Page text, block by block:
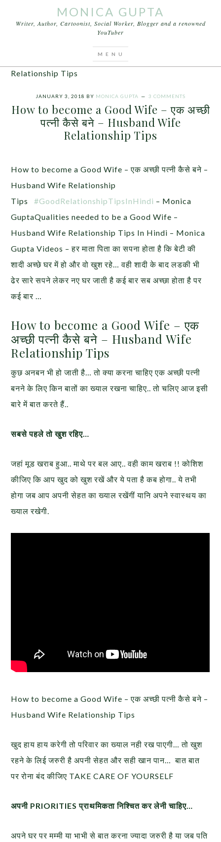
MONICA GUPTA
Writer, Author, Cartoonist, Social Worker, Blogger and a renowned
YouTuber
Good Wife – एक अच्छी पत्नी कैसे बने – Husband Wife
Relationship Tips
JANUARY 3, 2018 BY MONICA GUPTA 3 COMMENTS
How to become a Good Wife – एक अच्छी
पत्नी कैसे बने – Husband Wife
Relationship Tips
How to become a Good Wife – एक अच्छी पत्नी कैसे बने –
Husband Wife Relationship
Tips#GoodRelationshipTipsInHindi – Monica
GuptaQualities needed to be a Good Wife –
Husband Wife Relationship Tips In Hindi – Monica
Gupta Videos – हर माता पिता का सपना होता है कि बेटी की
शादी अच्छे घर में हो और वो खुश रहे… वही शादी के बाद लडकी भी
ढेर सारे सपने लेकर नए घर जाती है कई बार सब अच्छा होता है पर
कई बार …
How to become a Good Wife – एक
अच्छी पत्नी कैसे बने – Husband Wife
Relationship Tips
कुछ अनबन भी हो जाती है… तो क्या करना चाहिए एक अच्छी पत्नी
बनने के लिए किन बातों का ख्याल रखना चाहिए.. तो चलिए आज इसी
बारे में बात करते हैं..
सबसे पहले तो खुश रहिए…
जहां मूड खराब हुआ.. माथे पर बल आए.. वही काम खराब !! कोशिश
कीजिए कि आप खुद को खुश रखें और ये पता है कब होगा.. ये तभी
होगा जब आप अपनी सेहत का ख्याल रखेंगीं यानि अपने स्वास्थय का
ख्याल रखेगी.
How to become a Good Wife – एक अच्छी पत्नी कैसे बने –
Husband Wife Relationship Tips
खुद हाय हाय करेगी तो परिवार का ख्याल नही रख पाएगी… तो खुश
रहने के लिई जरुरी है अपनी सेहत और सही खान पान… बात बात
पर रोना बंद कीजिए TAKE CARE OF YOURSELF
अपनी PRIORITIES प्राथमिकता निश्चित कर लेनी चाहिए…
अपने घर पर मम्मी या भाभी से बात करना ज्यादा जरुरी है या जब पति